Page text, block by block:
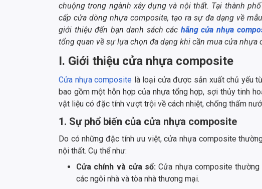
chuộng trong ngành xây dựng và nội thất. Tại thành
cấp cửa dòng nhựa composite, tạo ra sự đa dạng về
giới thiệu đến bạn danh sách các hãng cửa nhựa
tổng quan về sự lựa chọn đa dạng khi cần mua cửa nhựa
I. Giới thiệu cửa nhựa composite
Cửa nhựa composite là loại cửa được sản xuất chủ yếu
bao gồm một hỗn hợp của nhựa tổng hợp, sợi thủy tinh
vật liệu có đặc tính vượt trội về cách nhiệt, chống thấm
1. Sự phổ biến của cửa nhựa composite
Do có những đặc tính ưu việt, cửa nhựa composite
nội thất. Cụ thể như:
Cửa chính và cửa sổ: Cửa nhựa composite
các ngôi nhà và tòa nhà thương mại.